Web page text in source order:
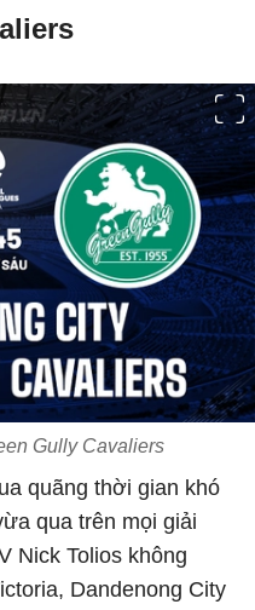
Gully Cavaliers
quãng thời gian khó
qua trên mọi giải
Nick Tolios không
Dandenong City